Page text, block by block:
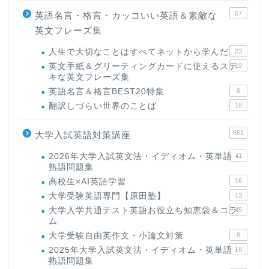
英語名言・格言・カッコいい英語＆素敵な
英文フレーズ集
67
人生で大切なことはすべてネットから学んだ 23
英文手紙＆グリーティングカードに使えるステ
キな英文フレーズ集
19
英語名言＆格言BEST20特集 6
翻訳しづらい世界のことば 18
大学入試英語対策講座 661
2026年大学入試英文法・イディオム・英単語・
熟語問題集
11
高校生×AI英語学習 16
大学受験英語専門【原田塾】 13
大学入学共通テスト英語お役立ち知恵袋＆コラ
ム
45
大学受験自由英作文・小論文対策 8
2025年大学入試英文法・イディオム・英単語・
熟語問題集
18